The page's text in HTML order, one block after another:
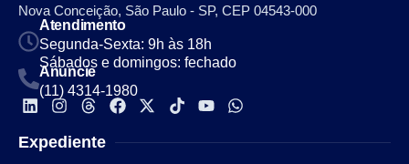
Nova Conceição, São Paulo - SP, CEP 04543-000
Atendimento
Segunda-Sexta: 9h às 18h
Sábados e domingos: fechado
Anuncie
(11) 4314-1980
Expediente